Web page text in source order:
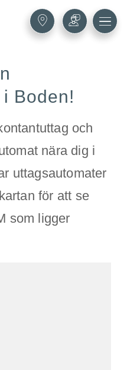
Boden!
och
nära dig i
uttagsautomater
för att se
som ligger